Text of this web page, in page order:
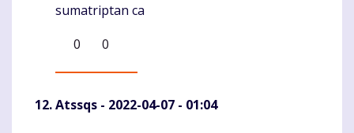
sumatriptan ca
0
0
Atssqs - 2022-04-07 - 01:04